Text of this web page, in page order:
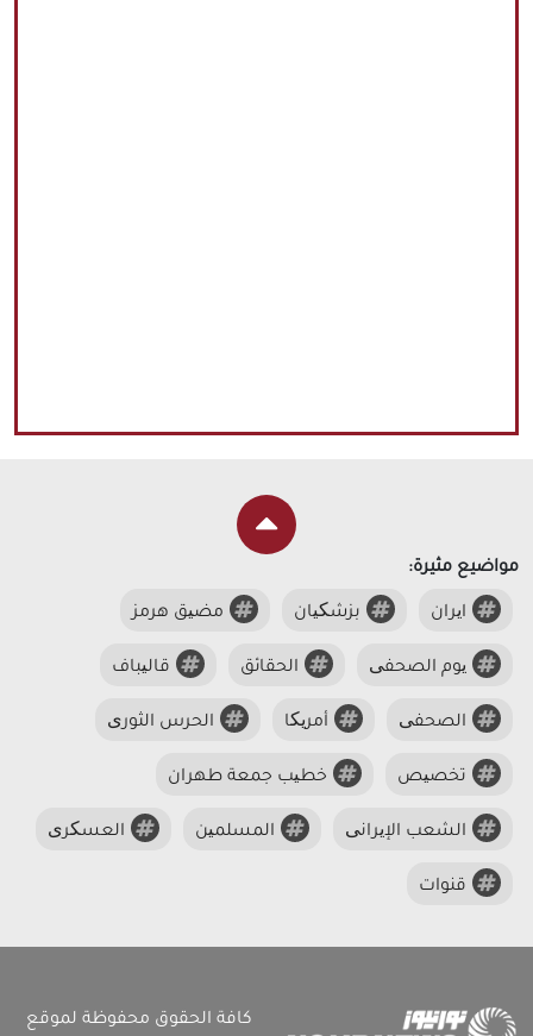
مواضيع مثيرة:
ایران بزشکیان مضیق هرمز
یوم الصحفی الحقائق قالیباف
الصحفی أمریکا الحرس الثوری
تخصیص خطیب جمعة طهران
الشعب الإیرانی المسلمین العسکری
قنوات
كافة الحقوق محفوظة لموقع